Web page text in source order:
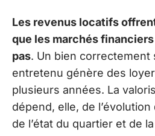
Les revenus locatifs
que les marchés
pas. Un bien correctement
entretenu génère des
plusieurs années. La
dépend, elle, de
de l’état du quartier et de